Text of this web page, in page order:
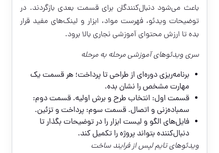
باعث می‌شود دنبال‌کنندگان برای قسمت بعدی بازگردند. در
توضیحات ویدئو، فهرست مواد، ابزار و لینک‌های مفید قرار
بده تا ارزش محتوای آموزشی نجاری بالا برود.
سری ویدئوهای آموزشی مرحله به مرحله
برنامه‌ریزی دوره‌ای از طراحی تا پرداخت؛ هر قسمت یک
مهارت مشخص را نشان بده.
قسمت اول: انتخاب طرح و برش اولیه. قسمت دوم:
سمباده‌زنی و اتصال. قسمت سوم: پرداخت و تزئین.
فایل‌های الگو و لیست ابزار را در توضیحات بگذار تا
دنبال‌کننده بتواند پروژه را تکمیل کند.
ویدئوهای تایم لپس از فرایند ساخت